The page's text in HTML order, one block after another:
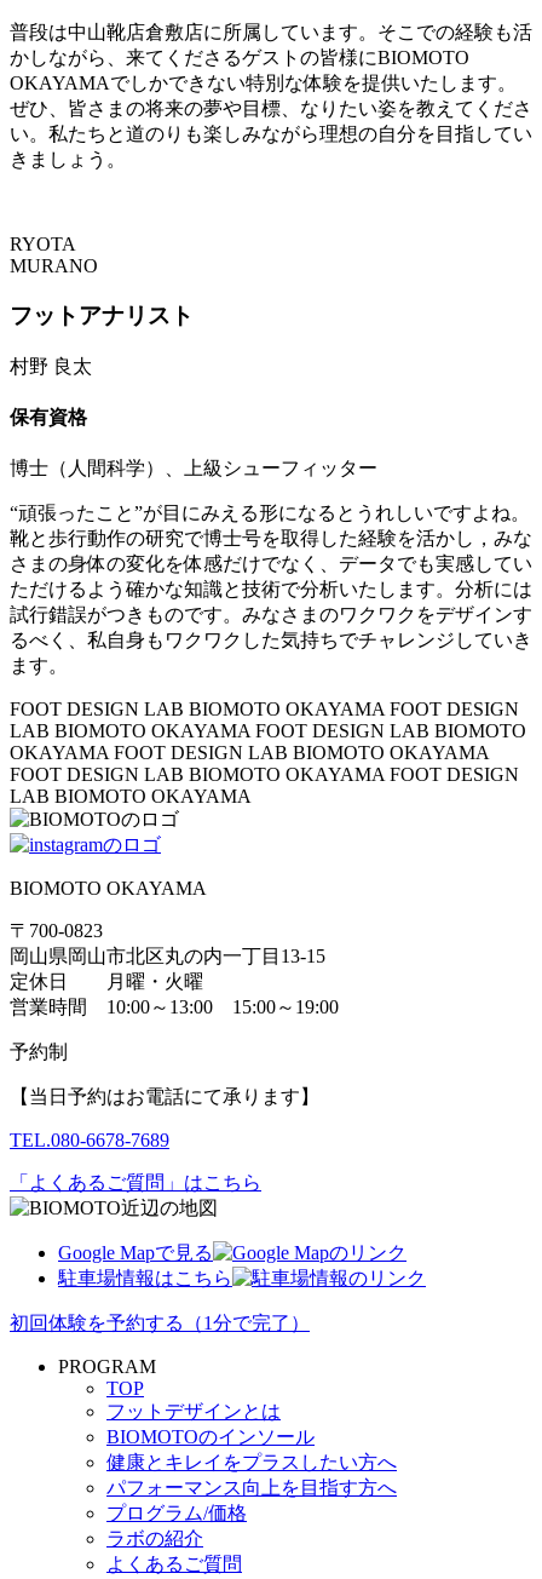
普段は中山靴店倉敷店に所属しています。そこでの経験も活
かしながら、来てくださるゲストの皆様にBIOMOTO
OKAYAMAでしかできない特別な体験を提供いたします。
ぜひ、皆さまの将来の夢や目標、なりたい姿を教えてくださ
い。私たちと道のりも楽しみながら理想の自分を目指してい
きましょう。
RYOTA
MURANO
フットアナリスト
村野 良太
保有資格
博士（人間科学）、上級シューフィッター
“頑張ったこと”が目にみえる形になるとうれしいですよね。
靴と歩行動作の研究で博士号を取得した経験を活かし，みな
さまの身体の変化を体感だけでなく、データでも実感してい
ただけるよう確かな知識と技術で分析いたします。分析には
試行錯誤がつきものです。みなさまのワクワクをデザインす
るべく、私自身もワクワクした気持ちでチャレンジしていき
ます。
FOOT DESIGN LAB BIOMOTO OKAYAMA FOOT DESIGN
LAB BIOMOTO OKAYAMA FOOT DESIGN LAB BIOMOTO
OKAYAMA FOOT DESIGN LAB BIOMOTO OKAYAMA
FOOT DESIGN LAB BIOMOTO OKAYAMA FOOT DESIGN
LAB BIOMOTO OKAYAMA
BIOMOTO OKAYAMA
〒700-0823
岡山県岡山市北区丸の内一丁目13-15
定休日 月曜・火曜
営業時間 10:00～13:00 15:00～19:00
予約制
【当日予約はお電話にて承ります】
TEL.080-6678-7689
「よくあるご質問」はこちら
Google Mapで見る
駐車場情報はこちら
初回体験を予約する （1分で完了）
PROGRAM
TOP
フットデザインとは
BIOMOTOのインソール
健康とキレイをプラスしたい方へ
パフォーマンス向上を目指す方へ
プログラム/価格
ラボの紹介
よくあるご質問